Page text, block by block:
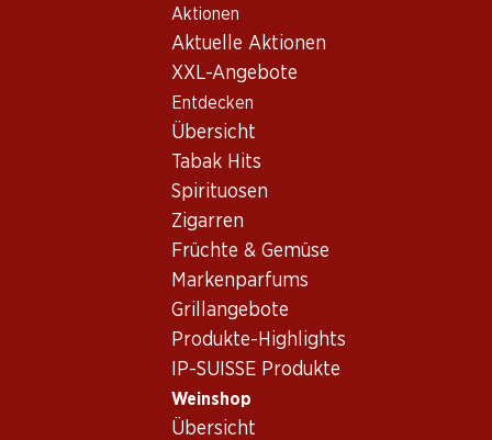
Aktionen
Aktuelle Aktionen
XXL-Angebote
Entdecken
Übersicht
Tabak Hits
Spirituosen
Zigarren
Früchte & Gemüse
Markenparfums
Grillangebote
Produkte-Highlights
IP-SUISSE Produkte
Weinshop
Übersicht
Wein/Champagner
Mauler Cordon Or Extra Dry
Vorderseite